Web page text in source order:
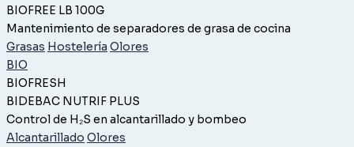
BIOFREE LB 100G
Mantenimiento de separadores de grasa de cocina
Grasas Hostelería Olores
BIO
BIOFRESH
BIDEBAC NUTRIF PLUS
Control de H₂S en alcantarillado y bombeo
Alcantarillado Olores